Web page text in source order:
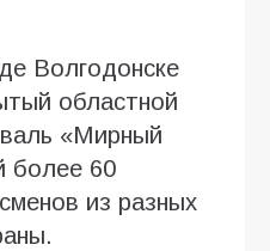
Волгодонске
областной
«Мирный
более 60
из разных